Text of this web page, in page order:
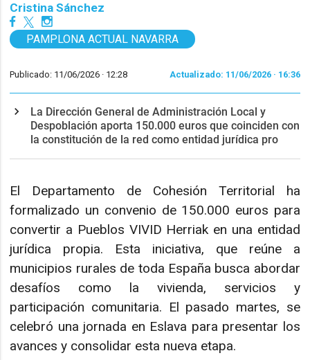
Cristina Sánchez
PAMPLONA ACTUAL NAVARRA
Publicado: 11/06/2026 · 12:28 Actualizado: 11/06/2026 · 16:36
La Dirección General de Administración Local y
Despoblación aporta 150.000 euros que coinciden con
la constitución de la red como entidad jurídica pro
El Departamento de Cohesión Territorial ha
formalizado un convenio de 150.000 euros para
convertir a Pueblos VIVID Herriak en una entidad
jurídica propia. Esta iniciativa, que reúne a
municipios rurales de toda España busca abordar
desafíos como la vivienda, servicios y
participación comunitaria. El pasado martes, se
celebró una jornada en Eslava para presentar los
avances y consolidar esta nueva etapa.